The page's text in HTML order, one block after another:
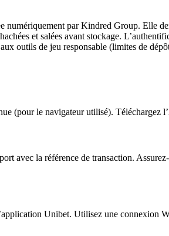
numériquement par Kindred Group. Elle
et salées avant stockage.
outils de jeu responsable (limites de
(pour le navigateur utilisé). Téléchargez
avec la référence de transaction.
Unibet. Utilisez une connexion